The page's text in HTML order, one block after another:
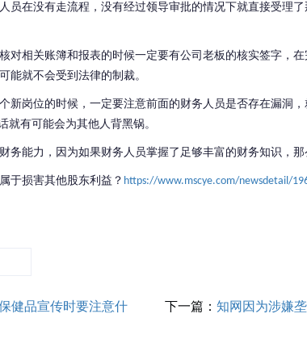
员在没有走流程，没有经过领导审批的情况下就直接受理
对相关账簿和报表的时候一定要有公司老板的核实签字，
能就不会受到法律的制裁。
新岗位的时候，一定要注意前面的财务人员是否存在漏洞
就有可能会为其他人背黑锅。
务能力，因为如果财务人员掌握了足够丰富的财务知识，那
于损害其他股东利益？ https://www.mscye.com/newsdetail/
健品宣传时要注意什 下一篇：知网因为涉嫌